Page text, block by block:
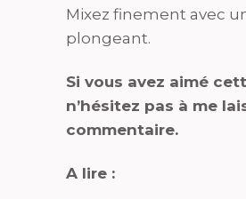
Mixez finement avec
plongeant.
Si vous avez aimé
n’hésitez pas à me
commentaire.
A lire :